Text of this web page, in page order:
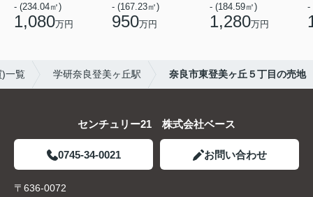
- (234.04㎡)
1,080万円
- (167.23㎡)
950万円
- (184.59㎡)
1,280万円
-
)一覧 学研奈良登美ヶ丘駅 奈良市東登美ヶ丘５丁目の売地
センチュリー21 株式会社ベース
0745-34-0021 お問い合わせ
〒636-0072